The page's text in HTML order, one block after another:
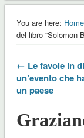
You are here: Home
del libro “Solomon
← Le favole in
un’evento che
un paese